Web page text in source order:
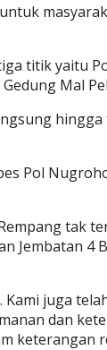
titik yaitu
Mal
hingga
Pol
tak
Jembatan 4
juga
dan
keterangan